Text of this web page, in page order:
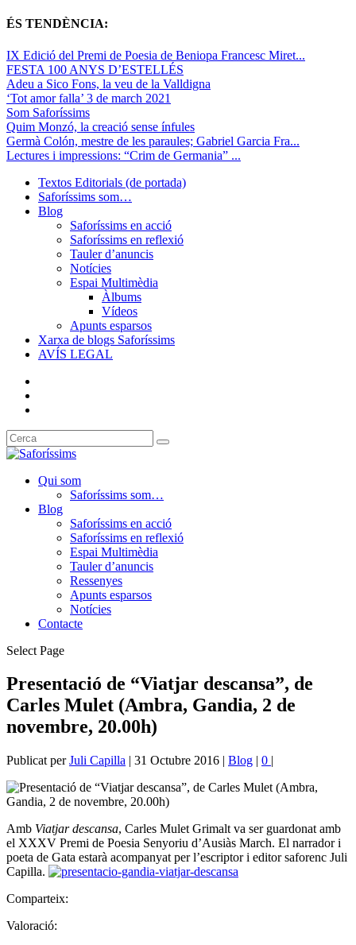
ÉS TENDÈNCIA:
IX Edició del Premi de Poesia de Beniopa Francesc Miret...
FESTA 100 ANYS D’ESTELLÉS
Adeu a Sico Fons, la veu de la Valldigna
‘Tot amor falla’ 3 de march 2021
Som Saforíssims
Quim Monzó, la creació sense ínfules
Germà Colón, mestre de les paraules; Gabriel Garcia Fra...
Lectures i impressions: “Crim de Germania” ...
Textos Editorials (de portada)
Saforíssims som…
Blog
Saforíssims en acció
Saforíssims en reflexió
Tauler d’anuncis
Notícies
Espai Multimèdia
Àlbums
Vídeos
Apunts esparsos
Xarxa de blogs Saforíssims
AVÍS LEGAL
Qui som
Saforíssims som…
Blog
Saforíssims en acció
Saforíssims en reflexió
Espai Multimèdia
Tauler d’anuncis
Ressenyes
Apunts esparsos
Notícies
Contacte
Select Page
Presentació de “Viatjar descansa”, de
Carles Mulet (Ambra, Gandia, 2 de
novembre, 20.00h)
Publicat perJuli Capilla | 31 Octubre 2016 | Blog | 0 |
Amb Viatjar descansa, Carles Mulet Grimalt va ser guardonat amb
el XXXV Premi de Poesia Senyoriu d’Ausiàs March. El narrador i
poeta de Gata estarà acompanyat per l’escriptor i editor saforenc Juli
Capilla.
Comparteix:
Valoració: